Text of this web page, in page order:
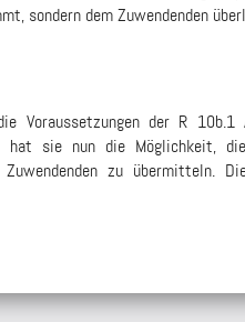
sondern dem Zuwendenden
Voraussetzungen der R
hat sie nun die Möglichkeit,
zu übermitteln.